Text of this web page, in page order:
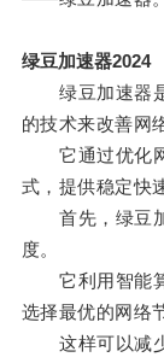
绿豆加速器2024
绿豆加速器是
的技术来改善网
它通过优化网
式，提供稳定快
首先，绿豆加
度。
它利用智能算
选择最优的网络
这样可以减少